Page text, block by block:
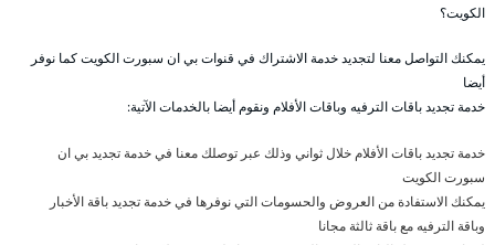
الكويت؟
يمكنك التواصل معنا لتجديد خدمة الاشتراك في قنوات بي ان سبورت الكويت كما نوفر
أيضا
خدمة تجديد باقات الترفيه وباقات الأفلام ونقوم أيضا بالخدمات الآتية:
خدمة تجديد باقات الأفلام خلال ثواني وذلك عبر توصلك معنا في خدمة تجديد بي ان
سبورت الكويت
يمكنك الاستفادة من العروض والحسومات التي نوفرها في خدمة تجديد باقة الأخبار
وباقة الترفيه مع باقة ثالثة مجانا